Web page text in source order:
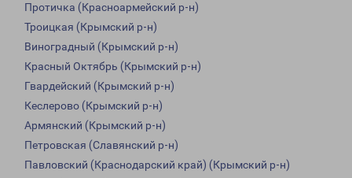
Протичка (Красноармейский р-н)
Троицкая (Крымский р-н)
Виноградный (Крымский р-н)
Красный Октябрь (Крымский р-н)
Гвардейский (Крымский р-н)
Кеслерово (Крымский р-н)
Армянский (Крымский р-н)
Петровская (Славянский р-н)
Павловский (Краснодарский край) (Крымский р-н)